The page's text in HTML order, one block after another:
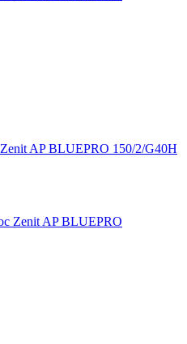
AP BLUEPRO 150/2/G40H